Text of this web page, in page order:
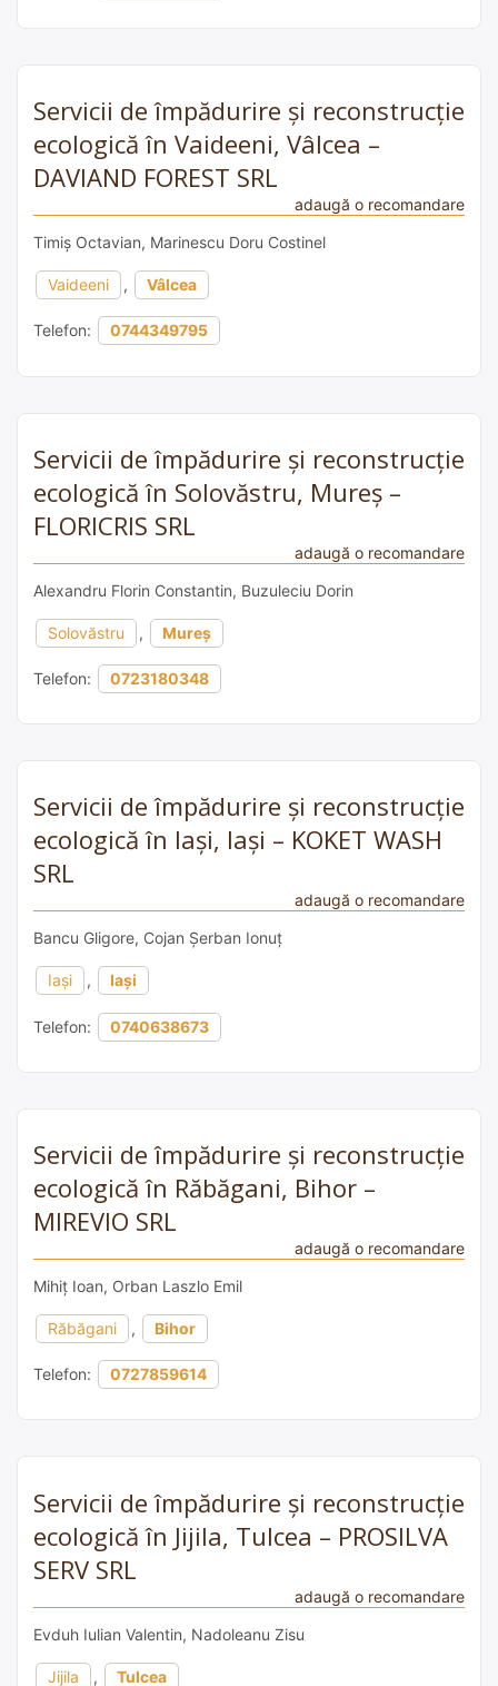
Servicii de împădurire și reconstrucție
ecologică în Vaideeni, Vâlcea –
DAVIAND FOREST SRL
adaugă o recomandare
Timiș Octavian, Marinescu Doru Costinel
Vaideeni , Vâlcea
Telefon: 0744349795
Servicii de împădurire și reconstrucție
ecologică în Solovăstru, Mureș –
FLORICRIS SRL
adaugă o recomandare
Alexandru Florin Constantin, Buzuleciu Dorin
Solovăstru , Mureș
Telefon: 0723180348
Servicii de împădurire și reconstrucție
ecologică în Iași, Iași – KOKET WASH
SRL
adaugă o recomandare
Bancu Gligore, Cojan Șerban Ionuț
Iași , Iași
Telefon: 0740638673
Servicii de împădurire și reconstrucție
ecologică în Răbăgani, Bihor –
MIREVIO SRL
adaugă o recomandare
Mihiț Ioan, Orban Laszlo Emil
Răbăgani , Bihor
Telefon: 0727859614
Servicii de împădurire și reconstrucție
ecologică în Jijila, Tulcea – PROSILVA
SERV SRL
adaugă o recomandare
Evduh Iulian Valentin, Nadoleanu Zisu
Jijila , Tulcea